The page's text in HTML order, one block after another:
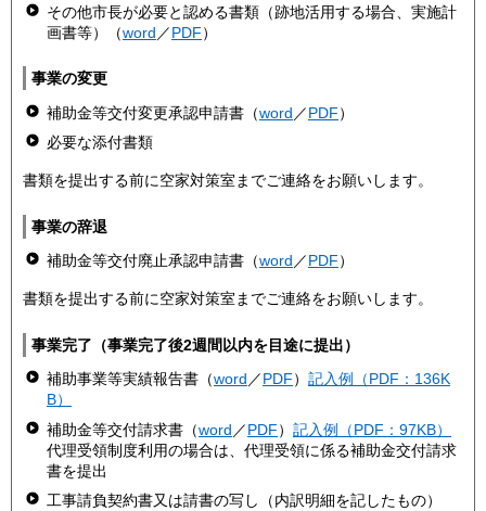
その他市長が必要と認める書類（跡地活用する場合、実施計
画書等）（word／PDF）
事業の変更
補助金等交付変更承認申請書（word ／PDF）
必要な添付書類
書類を提出する前に空家対策室までご連絡をお願いします。
事業の辞退
補助金等交付廃止承認申請書（word ／PDF）
書類を提出する前に空家対策室までご連絡をお願いします。
事業完了（事業完了後2週間以内を目途に提出）
補助事業等実績報告書（word／PDF） 記入例（PDF：136K
B）
補助金等交付請求書（word ／PDF） 記入例（PDF：97KB）
代理受領制度利用の場合は、代理受領に係る補助金交付請求
書を提出
工事請負契約書又は請書の写し（内訳明細を記したもの）